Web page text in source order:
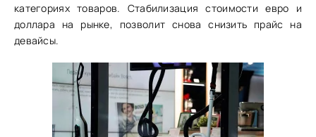
категориях товаров. Стабилизация стоимости евро и
доллара на рынке, позволит снова снизить прайс на
девайсы.